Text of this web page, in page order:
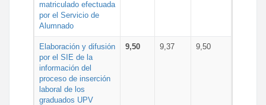
matriculado efectuada
por el Servicio de
Alumnado
Elaboración y difusión
por el SIE de la
información del
proceso de inserción
laboral de los
graduados UPV
9,50 9,37 9,50